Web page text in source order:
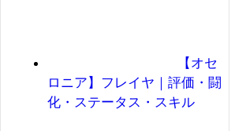
【オセ
ロニア】フレイヤ｜評価・闘
化・ステータス・スキル